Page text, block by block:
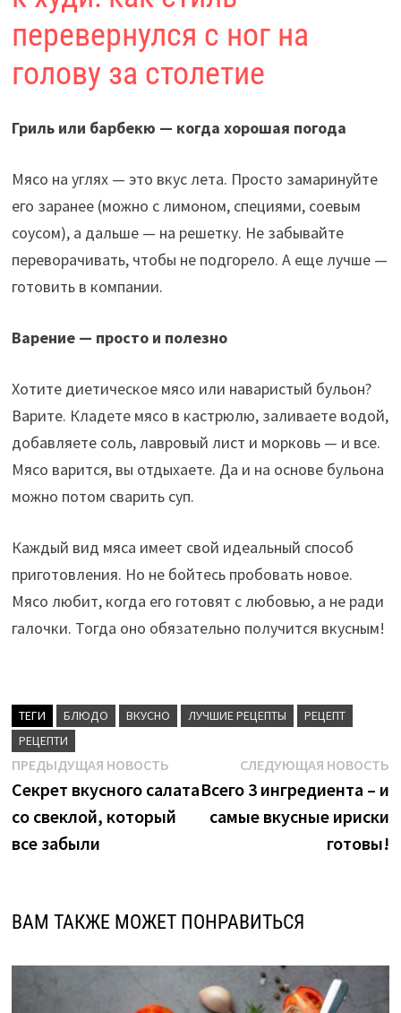
перевернулся с ног на
голову за столетие
Гриль или барбекю — когда хорошая погода
Мясо на углях — это вкус лета. Просто замаринуйте
его заранее (можно с лимоном, специями, соевым
соусом), а дальше — на решетку. Не забывайте
переворачивать, чтобы не подгорело. А еще лучше —
готовить в компании.
Варение — просто и полезно
Хотите диетическое мясо или наваристый бульон?
Варите. Кладете мясо в кастрюлю, заливаете водой,
добавляете соль, лавровый лист и морковь — и все.
Мясо варится, вы отдыхаете. Да и на основе бульона
можно потом сварить суп.
Каждый вид мяса имеет свой идеальный способ
приготовления. Но не бойтесь пробовать новое.
Мясо любит, когда его готовят с любовью, а не ради
галочки. Тогда оно обязательно получится вкусным!
ТЕГИ БЛЮДО ВКУСНО ЛУЧШИЕ РЕЦЕПТЫ
РЕЦЕПТ
РЕЦЕПТИ
Навигация
по
записям
ПРЕДЫДУЩАЯ НОВОСТЬПредыдущая
новость:
Секрет вкусного салата
со свеклой, который
все забыли
СЛЕДУЮЩАЯ НОВОСТЬ
Всего 3 ингредиента – и
самые вкусные ириски
готовы!
ВАМ ТАКЖЕ МОЖЕТ ПОНРАВИТЬСЯ